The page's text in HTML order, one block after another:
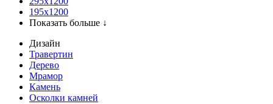
195х1200
Показать больше ↓
Дизайн
Травертин
Дерево
Мрамор
Камень
Осколки камней